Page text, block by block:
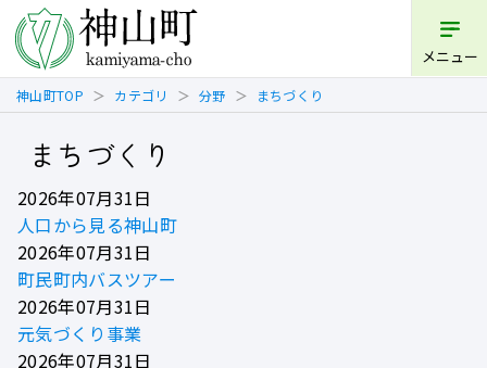
メニュー
神山町TOP カテゴリ 分野 まちづくり
まちづくり
2026年07月31日
人口から見る神山町
2026年07月31日
町民町内バスツアー
2026年07月31日
元気づくり事業
2026年07月31日